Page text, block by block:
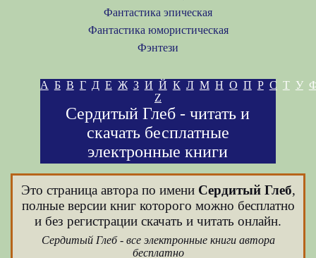
Фантастика эпическая
Фантастика юмористическая
Фэнтези
А Б В Г Д Е Ж З И Й К Л М Н О П Р С Т У
Z
Сердитый Глеб - читать и
скачать бесплатные
электронные книги
Это страница автора по имени Сердитый Глеб,
полные версии книг которого можно бесплатно
и без регистрации скачать и читать онлайн.
Сердитый Глеб - все электронные книги автора
бесплатно